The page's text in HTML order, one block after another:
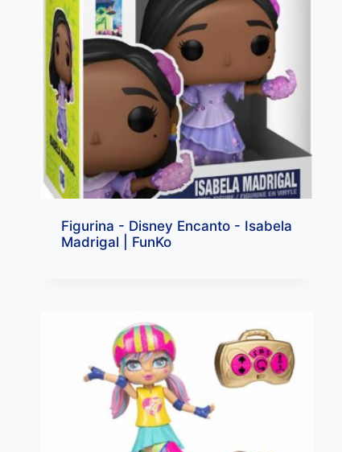
Figurina - Disney Encanto - Isabela
Madrigal | FunKo